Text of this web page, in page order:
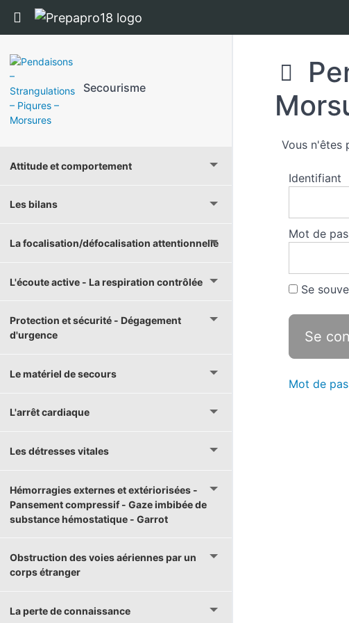
Return to cours: Secourisme
Secourisme
Attitude et comportement
Les bilans
La focalisation/défocalisation attentionnelle
L'écoute active - La respiration contrôlée
Protection et sécurité - Dégagement
d'urgence
Le matériel de secours
L'arrêt cardiaque
Les détresses vitales
Hémorragies externes et extériorisées -
Pansement compressif - Gaze imbibée de
substance hémostatique - Garrot
Obstruction des voies aériennes par un
corps étranger
La perte de connaissance
Vous n'êtes
Identifiant
Mot de
Se
Mot de
Panneau de gestion des cookies